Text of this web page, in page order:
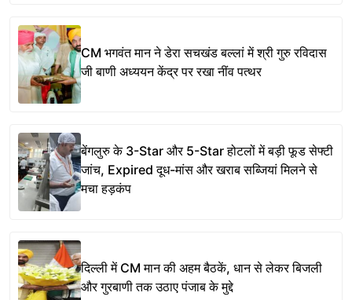
CM भगवंत मान ने डेरा सचखंड बल्लां में श्री गुरु रविदास
जी बाणी अध्ययन केंद्र पर रखा नींव पत्थर
बेंगलुरु के 3-Star और 5-Star होटलों में बड़ी फूड सेफ्टी
जांच, Expired दूध-मांस और खराब सब्जियां मिलने से
मचा हड़कंप
दिल्ली में CM मान की अहम बैठकें, धान से लेकर बिजली
और गुरबाणी तक उठाए पंजाब के मुद्दे